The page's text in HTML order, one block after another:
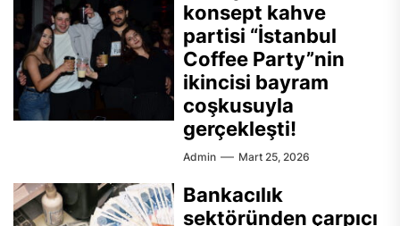
konsept kahve
partisi “İstanbul
Coffee Party”nin
ikincisi bayram
coşkusuyla
gerçekleşti!
Admin Mart 25, 2026
Bankacılık
sektöründen çarpıcı